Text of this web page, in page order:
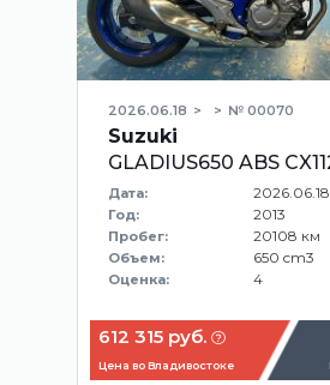
2026.06.18 № 00070
Suzuki
GLADIUS650 ABS
Дата: 2026.06.18
Год: 2013
Пробег: 20108 км
Объем: 650 cm3
Оценка: 4
612 315 руб.
Цена во Владивостоке